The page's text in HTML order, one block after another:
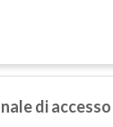
di accesso